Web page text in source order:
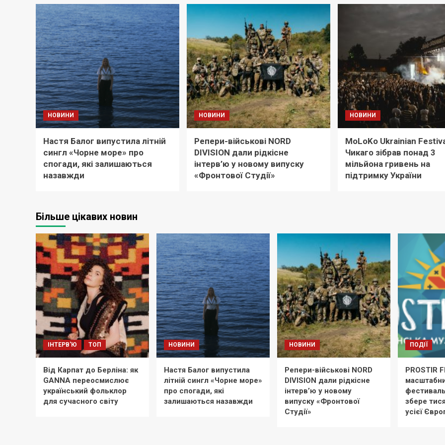
НОВИНИ
Настя Балог випустила літній
сингл «Чорне море» про
спогади, які залишаються
назавжди
НОВИНИ
Репери-військові NORD
DIVISION дали рідкісне
інтерв’ю у новому випуску
«Фронтової Студії»
НОВИНИ
MoLoKo Ukrainian
Чикаго зібрав понад 3
мільйона гривень на
підтримку України
Більше цікавих новин
ІНТЕРВ'Ю ТОП
Від Карпат до Берліна: як
GANNA переосмислює
український фольклор
для сучасного світу
НОВИНИ
Настя Балог випустила
літній сингл «Чорне море»
про спогади, які
залишаються назавжди
НОВИНИ
Репери-військові NORD
DIVISION дали рідкісне
інтерв’ю у новому
випуску «Фронтової
Студії»
ПОДІЇ
PROSTIR
збере
усієї